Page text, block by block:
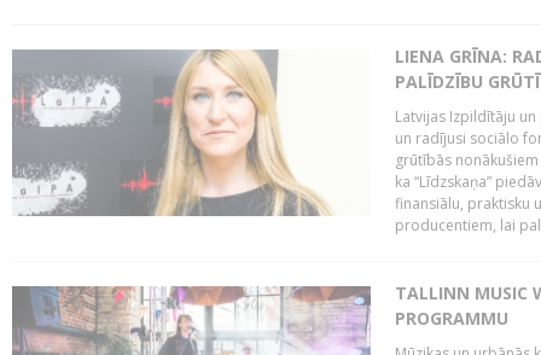
LIENA GRĪNA:
PALĪDZĪBU
Latvijas Izpildītāju
un radījusi sociālo
grūtībās
ka “Līdzskaņa”
finansiālu, praktisku
producentiem, lai
TALLINN MUSIC
PROGRAMMU